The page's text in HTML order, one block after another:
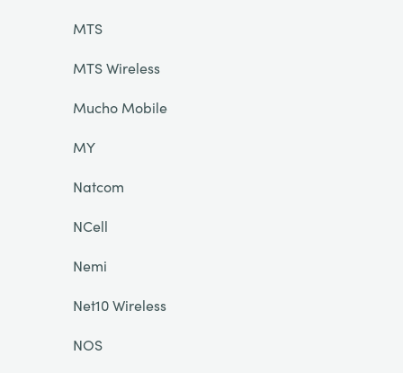
MTS
MTS Wireless
Mucho Mobile
MY
Natcom
NCell
Nemi
Net10 Wireless
NOS